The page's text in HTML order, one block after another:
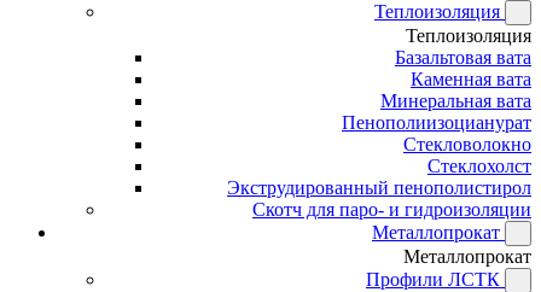
Теплоизоляция
Теплоизоляция
Базальтовая вата
Каменная вата
Минеральная вата
Пенополиизоцианурат
Стекловолокно
Стеклохолст
Экструдированный пенополистирол
Скотч для паро- и гидроизоляции
Металлопрокат
Металлопрокат
Профили ЛСТК